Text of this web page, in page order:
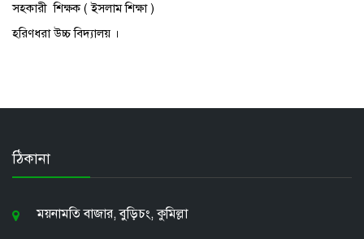
সহকারী শিক্ষক ( ইসলাম শিক্ষা )
হরিণধরা উচ্চ বিদ্যালয় ।
ঠিকানা
ময়নামতি বাজার, বুড়িচং, কুমিল্লা